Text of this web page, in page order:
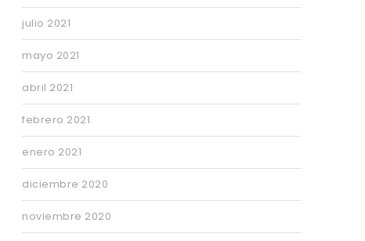
julio 2021
mayo 2021
abril 2021
febrero 2021
enero 2021
diciembre 2020
noviembre 2020